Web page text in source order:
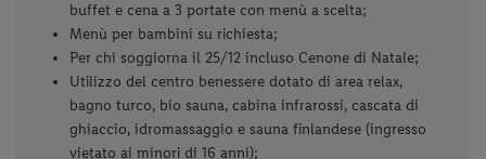
buffet e cena a 3 portate con menù a scelta;
Menù per bambini su richiesta;
Per chi soggiorna il 25/12 incluso Cenone di Natale;
Utilizzo del centro benessere dotato di area relax,
bagno turco, bio sauna, cabina infrarossi, cascata di
ghiaccio, idromassaggio e sauna finlandese (ingresso
vietato ai minori di 16 anni);